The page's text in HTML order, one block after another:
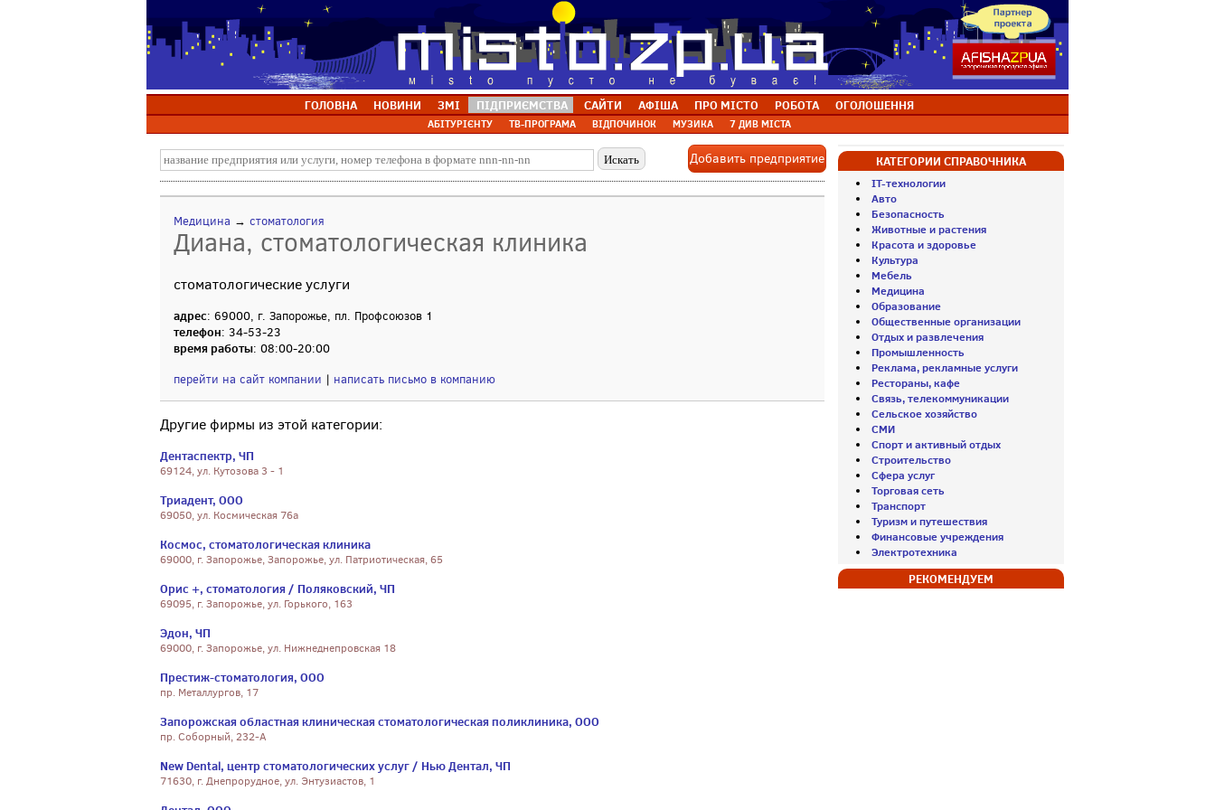
ГОЛОВНА НОВИНИ ЗМІ ПІДПРИЄМСТВА САЙТИ АФІША ПРО МІСТО РОБОТА ОГОЛОШЕННЯ
АБІТУРІЄНТУ ТВ-ПРОГРАМА ВІДПОЧИНОК МУЗИКА 7 ДИВ МІСТА
Добавить предприятие
Медицина → стоматология
Диана, стоматологическая клиника
стоматологические услуги
адрес: 69000, г. Запорожье, пл. Профсоюзов 1
телефон: 34-53-23
время работы: 08:00-20:00
перейти на сайт компании | написать письмо в компанию
Другие фирмы из этой категории:
Дентаспектр, ЧП
69124, ул. Кутозова 3 - 1
Триадент, ООО
69050, ул. Космическая 76а
Космос, стоматологическая клиника
69000, г. Запорожье, Запорожье, ул. Патриотическая, 65
Орис +, стоматология / Поляковский, ЧП
69095, г. Запорожье, ул. Горького, 163
Эдон, ЧП
69000, г. Запорожье, ул. Нижнеднепровская 18
Престиж-стоматология, ООО
пр. Металлургов, 17
Запорожская областная клиническая стоматологическая поликлиника, ООО
пр. Соборный, 232-А
New Dental, центр стоматологических услуг / Нью Дентал, ЧП
71630, г. Днепрорудное, ул. Энтузиастов, 1
КАТЕГОРИИ СПРАВОЧНИКА
IT-технологии
Авто
Безопасность
Животные и растения
Красота и здоровье
Культура
Мебель
Медицина
Образование
Общественные организации
Отдых и развлечения
Промышленность
Реклама, рекламные услуги
Рестораны, кафе
Связь, телекоммуникации
Сельское хозяйство
СМИ
Спорт и активный отдых
Строительство
Сфера услуг
Торговая сеть
Транспорт
Туризм и путешествия
Финансовые учреждения
Электротехника
РЕКОМЕНДУЕМ